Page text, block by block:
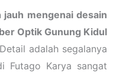
mengenai desain
Optik Gunung Kidul
Detail adalah segalanya
Futago Karya sangat